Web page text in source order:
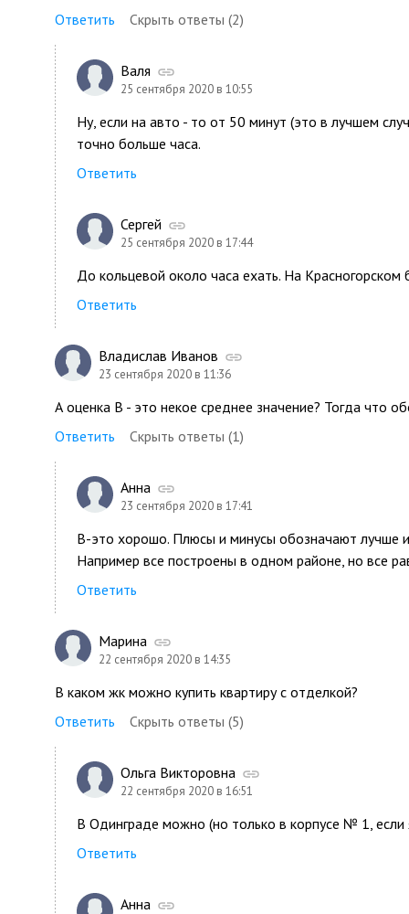
Ответить
Скрыть ответы (2)
Валя
25 сентября 2020 в 10:55
Ну, если на авто - то от 50 минут (это в лучшем
точно больше часа.
Ответить
Сергей
25 сентября 2020 в 17:44
До кольцевой около часа ехать. На
Ответить
Владислав Иванов
23 сентября 2020 в 11:36
А оценка B - это некое среднее значение? Тогда что
Ответить
Скрыть ответы (1)
Анна
23 сентября 2020 в 17:41
В-это хорошо. Плюсы и минусы обозначают лучше
Например все построены в одном районе, но все
Ответить
Марина
22 сентября 2020 в 14:35
В каком жк можно купить квартиру с отделкой?
Ответить
Скрыть ответы (5)
Ольга Викторовна
22 сентября 2020 в 16:51
В Одинграде можно (но только в корпусе № 1,
Ответить
Анна